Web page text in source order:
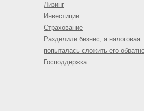
Лизинг
Инвестиции
Страхование
Разделили бизнес, а налоговая
попыталась сложить его
Господдержка